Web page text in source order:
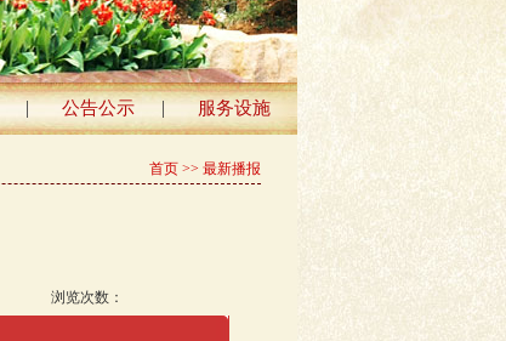
| 公告公示 | 服务设施
首页 >> 最新播报
浏览次数：